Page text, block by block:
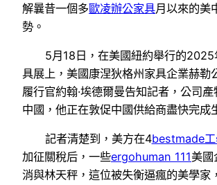
解曩昔一個多歐凌辦公家具月以來的美
勢。
5月18日，在美國紐約舉行的2025
具展上，美國康涅狄格州家具企業赫勒
履行官約翰·埃德爾曼告知記者，公司
中國，他正在敦促中國供給商盡快完成
記者清楚到，美方在4bestmade工
加征關稅后，一些ergohuman 111美國
消與林天秤，這位被失衡逼瘋的美學家